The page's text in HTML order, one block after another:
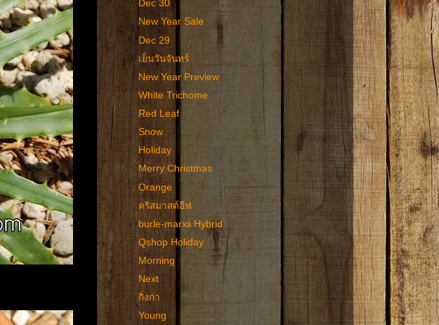
Dec 30
New Year Sale
Dec 29
เย็นวันจันทร์
New Year Preview
White Trichome
Red Leaf
Snow
Holiday
Merry Christmas
Orange
คริสมาสต์อีฟ
burle-marxii Hybrid
Qshop Holiday
Morning
Next
กิ่งก่า
Young